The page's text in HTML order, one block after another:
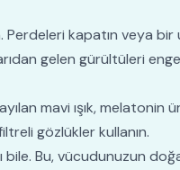
Perdeleri kapatın veya bir
gelen gürültüleri
mavi ışık, melatonin
gözlükler kullanın.
bile. Bu, vücudunuzun